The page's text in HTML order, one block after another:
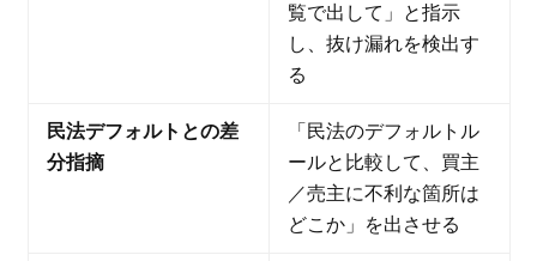
覧で出して」と指示
し、抜け漏れを検出す
る
民法デフォルトとの差
分指摘
「民法のデフォルトル
ールと比較して、買主
／売主に不利な箇所は
どこか」を出させる